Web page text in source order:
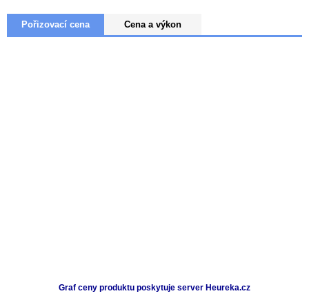
Pořizovací cena Cena a výkon
Graf ceny produktu poskytuje server Heureka.cz